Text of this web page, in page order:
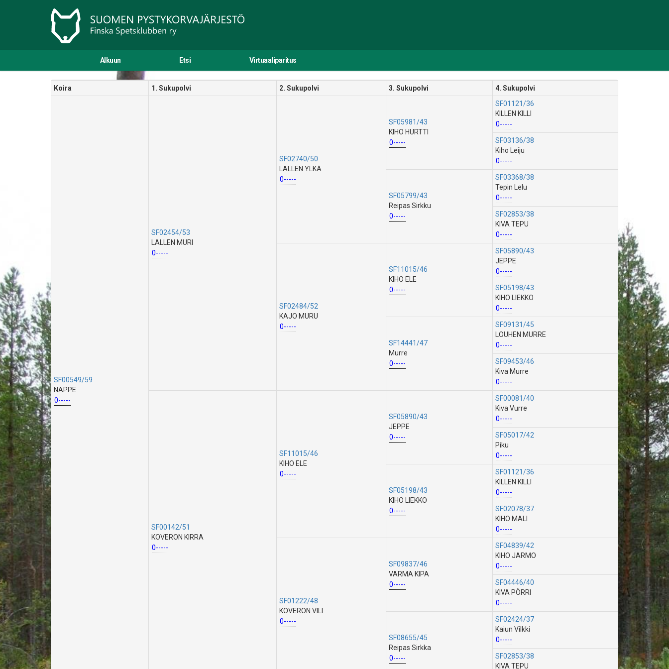
Alkuun Etsi Virtuaaliparitus
Koira 1. Sukupolvi 2. Sukupolvi 3. Sukupolvi 4. Sukupolvi
SF00549/59
NAPPE
0-----
SF02454/53
LALLEN MURI
0-----
SF02740/50
LALLEN YLKÄ
0-----
SF05981/43
KIHO HURTTI
0-----
SF01121/36
KILLEN KILLI
0-----
SF03136/38
Kiho Leiju
0-----
SF05799/43
Reipas Sirkku
0-----
SF03368/38
Tepin Lelu
0-----
SF02853/38
KIVA TEPU
0-----
SF02484/52
KAJO MURU
0-----
SF11015/46
KIHO ELE
0-----
SF05890/43
JEPPE
0-----
SF05198/43
KIHO LIEKKO
0-----
SF14441/47
Murre
0-----
SF09131/45
LOUHEN MURRE
0-----
SF09453/46
Kiva Murre
0-----
SF00142/51
KOVERON KIRRA
0-----
SF11015/46
KIHO ELE
0-----
SF05890/43
JEPPE
0-----
SF00081/40
Kiva Vurre
0-----
SF05017/42
Piku
0-----
SF05198/43
KIHO LIEKKO
0-----
SF01121/36
KILLEN KILLI
0-----
SF02078/37
KIHO MALI
0-----
SF01222/48
KOVERON VILI
0-----
SF09837/46
VARMA KIPA
0-----
SF04839/42
KIHO JARMO
0-----
SF04446/40
KIVA PÖRRI
0-----
SF08655/45
Reipas Sirkka
0-----
SF02424/37
Kaiun Vilkki
0-----
SF02853/38
KIVA TEPU